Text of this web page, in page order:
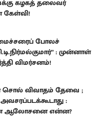
கழகத் தலைவர்
கேள்வி!
போலச்
: முன்னாள்
விமர்சனம்!
சொல் விவாதம் தேவை ;
:
ஆலோசனை என்ன?